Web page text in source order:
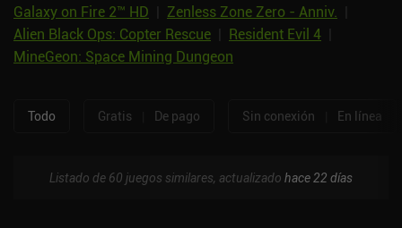
Galaxy on Fire 2™ HD
Zenless Zone Zero - Anniv.
Alien Black Ops: Copter Rescue
Resident Evil 4
MineGeon: Space Mining Dungeon
Todo Gratis De pago Sin conexión En línea
Listado de 60 juegos similares, actualizado hace 22 días